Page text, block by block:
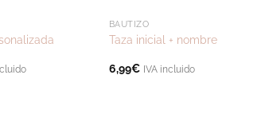
BAUTIZO
Taza inicial + nombre
6,99€ IVA incluido